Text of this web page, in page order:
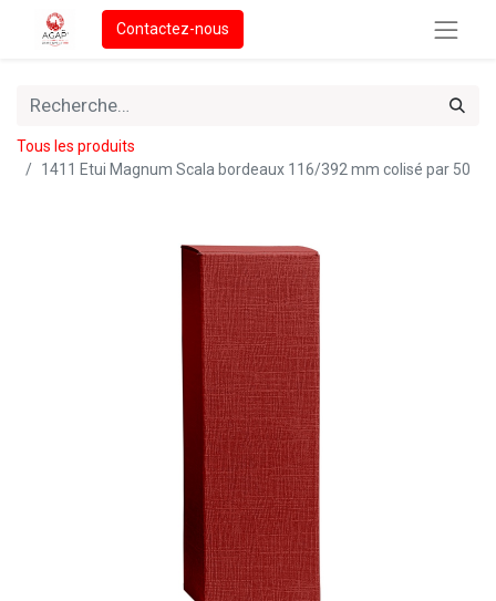
Contactez-nous
Tous les produits
1411 Etui Magnum Scala bordeaux 116/392 mm colisé par 50